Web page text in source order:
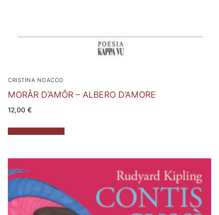
CRISTINA NOACCO
MORÂR D’AMÔR – ALBERO D’AMORE
12,00 €